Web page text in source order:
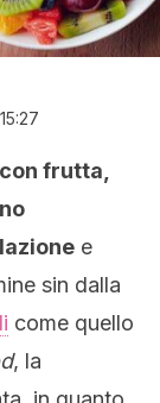
frutta,
e
sin dalla
come quello
, la